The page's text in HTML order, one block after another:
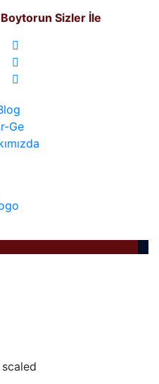
Boytorun Sizler İle
Ge